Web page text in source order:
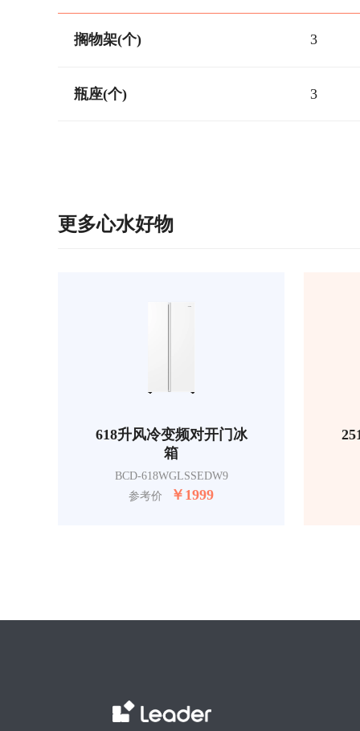
搁物架(个) 3
瓶座(个) 3
更多心水好物
618升风冷变频对开门冰
箱
BCD-618WGLSSEDW9
参考价
￥ 1999